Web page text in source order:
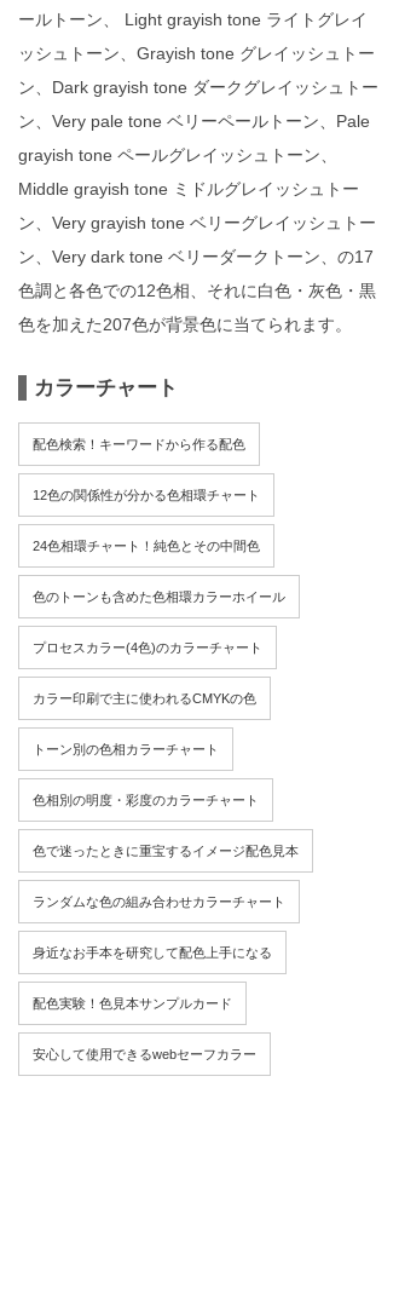
ールトーン、 Light grayish tone ライトグレイ
ッシュトーン、Grayish tone グレイッシュトー
ン、Dark grayish tone ダークグレイッシュトー
ン、Very pale tone ベリーペールトーン、Pale
grayish tone ペールグレイッシュトーン、
Middle grayish tone ミドルグレイッシュトー
ン、Very grayish tone ベリーグレイッシュトー
ン、Very dark tone ベリーダークトーン、の17
色調と各色での12色相、それに白色・灰色・黒
色を加えた207色が背景色に当てられます。
カラーチャート
配色検索！キーワードから作る配色
12色の関係性が分かる色相環チャート
24色相環チャート！純色とその中間色
色のトーンも含めた色相環カラーホイール
プロセスカラー(4色)のカラーチャート
カラー印刷で主に使われるCMYKの色
トーン別の色相カラーチャート
色相別の明度・彩度のカラーチャート
色で迷ったときに重宝するイメージ配色見本
ランダムな色の組み合わせカラーチャート
身近なお手本を研究して配色上手になる
配色実験！色見本サンプルカード
安心して使用できるwebセーフカラー